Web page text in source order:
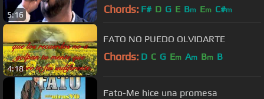
5:16 Chords: F# D G E Bm Em C#m
4:18
FATO NO PUEDO OLVIDARTE
Chords: D C G Em Am Bm B
Fato-Me hice una promesa